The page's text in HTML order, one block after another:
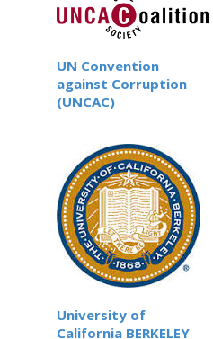
UN Convention
against Corruption
(UNCAC)
University of
California BERKELEY